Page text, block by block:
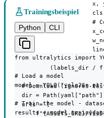
x,
#
(labels_dir /
# Download (ignores
dir =
  urls = [
f"{ASSETS_URL}/
Trainingsbeispiel
Python
CLI
from ultralytics import
# Load a model
model =
# Train the model -
results =